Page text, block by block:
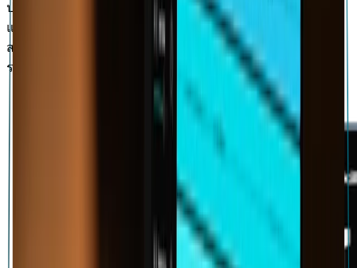
ประสบการณ์ที่เหมาะสมสำหรับแต่ละช่วงเวลาของการฝึกฝน
และกระบวนการสร้างสรรค์ของคุณ คลังเพลงส่วนตัวของคุณ
สามารถเข้าถึงได้จากทุกอุปกรณ์ และจัดเก็บอย่างปลอดภัยใน
ระบบคลาวด์